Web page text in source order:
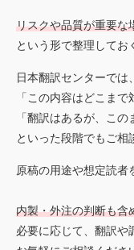
リスクや品質が重要な
という形で整理してお
日本翻訳センターでは、
「この内容はどこまで
「翻訳はあるが、この
といった段階でもご相
原稿の用途や想定読者
内製・外注の判断も含
必要に応じて、翻訳や